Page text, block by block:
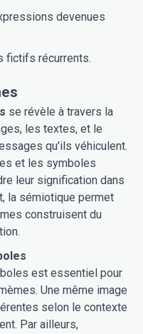
devenues
fictifs récurrents.
se révèle à travers la
les textes, et le
qu'ils véhiculent.
et les symboles
leur signification dans
la sémiotique permet
construisent du
est essentiel pour
Une même image
selon le contexte
Par ailleurs,